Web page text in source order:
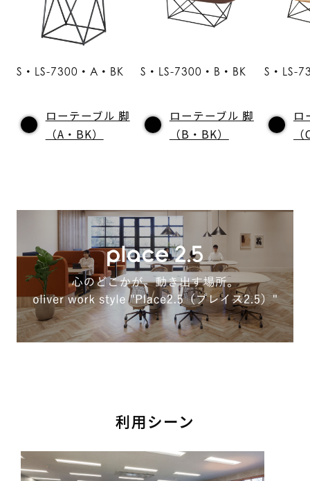
S・LS-7300・A・BK
ローテーブル 脚
（A・BK）
S・LS-7300・B・BK
ローテーブル 脚
（B・BK）
S・LS-
ロ
利用シーン